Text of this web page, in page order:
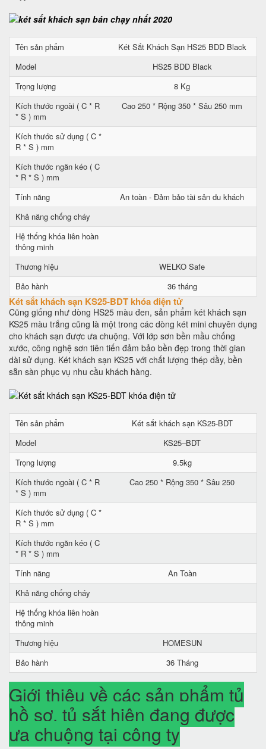
Tên sản phẩm
Két Sắt Khách Sạn HS25 BDD Black
Model
HS25 BDD Black
Trọng lượng
8 Kg
Kích thước ngoài ( C * R
* S ) mm
Cao 250 * Rộng 350 * Sâu 250 mm
Kích thước sử dụng ( C *
R * S ) mm
Kích thước ngăn kéo ( C
* R * S ) mm
Tính năng
An toàn - Đảm bảo tài sản du khách
Khả năng chống cháy
Hệ thống khóa liên hoàn
thông minh
Thương hiệu
WELKO Safe
Bảo hành
36 tháng
Két sắt khách sạn KS25-BDT khóa điện tử
Cũng giống như dòng HS25 màu đen, sản phẩm két khách sạn
KS25 màu trắng cũng là một trong các dòng két mini chuyên dụng
cho khách sạn được ưa chuộng. Với lớp sơn bền mầu chống
xước, công nghệ sơn tiên tiến đảm bảo bền đẹp trong thời gian
dài sử dụng. Két khách sạn KS25 với chất lượng thép dầy, bền
sẵn sàn phục vụ nhu cầu khách hàng.
Tên sản phẩm
Két sắt khách sạn KS25-BDT
Model
KS25–BDT
Trọng lượng
9.5kg
Kích thước ngoài ( C * R
* S ) mm
Cao 250 * Rộng 350 * Sâu 250
Kích thước sử dụng ( C *
R * S ) mm
Kích thước ngăn kéo ( C
* R * S ) mm
Tính năng
An Toàn
Khả năng chống cháy
Hệ thống khóa liên hoàn
thông minh
Thương hiệu
HOMESUN
Bảo hành
36 Tháng
Giới thiệu về các sản phẩm tủ
hồ sơ, tủ sắt hiện đang được
ưa chuộng tại công ty